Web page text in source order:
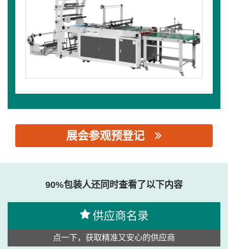
展会参观预登记
90%包装人还同时查看了以下内容
供应商名录
点一下，获取精准又安心的供应商